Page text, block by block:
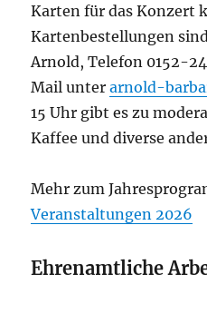
Karten für das Konzert
Kartenbestellungen
Arnold, Telefon 0152-
Mail unterarnold-
15 Uhr gibt es zu
Kaffee und diverse
Mehr zum
Veranstaltungen 2026
Ehrenamtliche